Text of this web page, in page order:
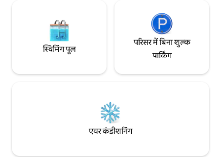
स्विमिंग पूल
परिसर में बिना शुल्क
पार्किंग
एयर कंडीशनिंग